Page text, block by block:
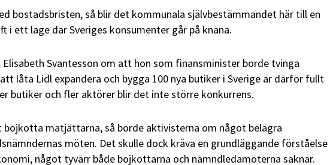
bostadsbristen, så blir det kommunala självbestämmandet här till en
i ett läge där Sveriges konsumenter går på knäna.
Svantesson om att hon som finansminister borde tvinga
låta Lidl expandera och bygga 100 nya butiker i Sverige är därför fullt
butiker och fler aktörer blir det inte större konkurrens.
matjättarna, så borde aktivisterna om något belägra
möten. Det skulle dock kräva en grundläggande förståelse
något tyvärr både bojkottarna och nämndledamöterna saknar.